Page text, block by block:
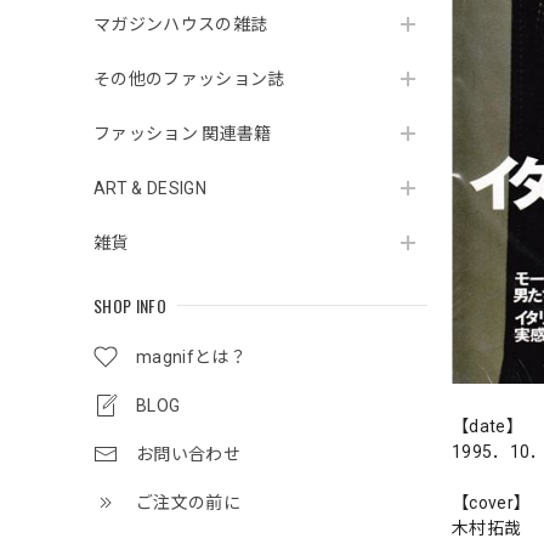
マガジンハウスの雑誌
その他のファッション誌
ファッション 関連書籍
ART & DESIGN
雑貨
SHOP INFO
magnifとは？
BLOG
お問い合わせ
ご注文の前に
【date】
1995．10
【cover】
木村拓哉